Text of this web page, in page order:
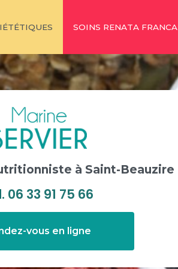
SOINS RENATA FRANCA
à Saint-Beauzire
06 33 91 75 66
vous en ligne